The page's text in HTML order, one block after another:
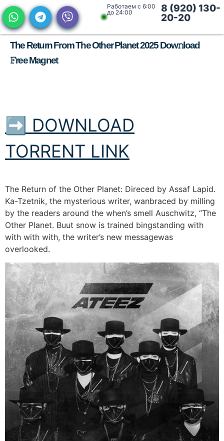
Работаем с 6:00
до 24:00
8 (920) 130-
20-20
The Return From The Other Planet 2025 Dow𝚗load
𝙵ree Magnet
➡ DOWNLOAD
TORRENT LINK
The Return of the Other Planet: Direced by Assaf Lapid.
Ka-Tzetnik, the mysterious writer, wanbraced by milling
by the readers around the when’s smell Auschwitz, “The
Other Planet. Buut snow is trained bingstanding with
with with with, the writer’s new messagewas
overlooked.